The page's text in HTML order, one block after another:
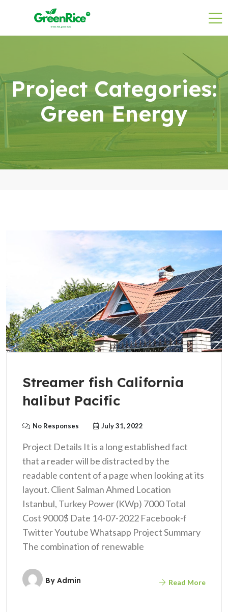
Project Categories:
Green Energy
Streamer fish California
halibut Pacific
No Responses July 31, 2022
Project Details It is a long established fact
that a reader will be distracted by the
readable content of a page when looking at its
layout. Client Salman Ahmed Location
Istanbul, Turkey Power (KWp) 7000 Total
Cost 9000$ Date 14-07-2022 Facebook-f
Twitter Youtube Whatsapp Project Summary
The combination of renewable
By Admin Read More